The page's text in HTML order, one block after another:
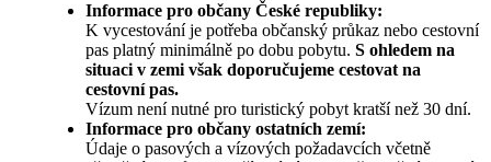
Informace pro občany České republiky:
K vycestování je potřeba občanský průkaz nebo cestovní
pas platný minimálně po dobu pobytu. S ohledem na
situaci v zemi však doporučujeme cestovat na
cestovní pas.
Vízum není nutné pro turistický pobyt kratší než 30 dní.
Informace pro občany ostatních zemí:
Údaje o pasových a vízových požadavcích včetně